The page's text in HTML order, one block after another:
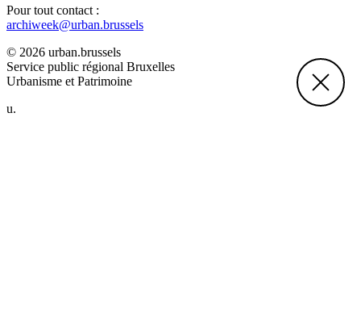
Pour tout contact :
archiweek@urban.brussels
© 2026 urban.brussels
Service public régional Bruxelles
Urbanisme et Patrimoine
u.